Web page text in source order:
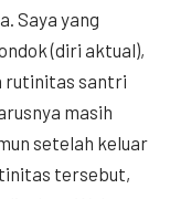
Saya yang
(diri aktual),
rutinitas santri
masih
setelah keluar
tersebut,